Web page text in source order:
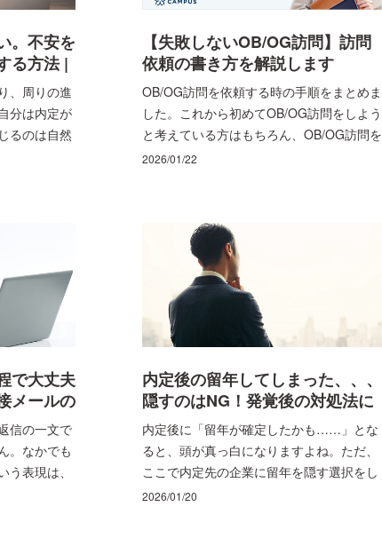
ービスごとのビジネスモデルを整理しなが
ら、代表的な職種や求められやすい力、向
き不向きのヒントなどを解説します。読み
進めるうちに、志望先の方向性と、企業研
究で見るべきポイントが自然に絞れてくる
はずです。
。不安を
る方法 |
、周りの進
分は内定が
るのは自然
才能の有
ズレは、手
。 この記事
ントを整理
練習を「勝
体策をまと
ではなく、
ていくこ
す。読み終
こから立て
。
【失敗しないOB/OG訪問】訪問
依頼の書き方を解説します
OB/OG訪問を依頼する時の手順をまとめま
した。これから初めてOB/OG訪問をしよう
と考えている方はもちろん、OB/OG訪問を
したことがある学生の方も、ぜひご一読く
ましたので、そちらの利用方法も解説しま
2026/01/22
で大丈夫
メールの
ズリー
信の一文で
。なかでも
う表現は、
ジネスメ
内定後の留年してしまった、、、
隠すのはNG！発覚後の対処法に
ついて解説 | ビズリーチ・キャン
パス
内定後に「留年が確定したかも……」とな
ると、頭が真っ白になりますよね。ただ、
ここで内定先の企業に留年を隠す選択をし
てしまうと、後から発覚したときに信頼を
2026/01/20